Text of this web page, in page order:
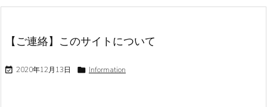
【ご連絡】このサイトについて
 2020年12月13日  Information